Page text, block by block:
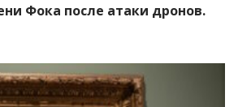
Фока после атаки дронов.